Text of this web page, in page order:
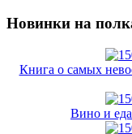
Новинки на
Книга о самых
Вино и